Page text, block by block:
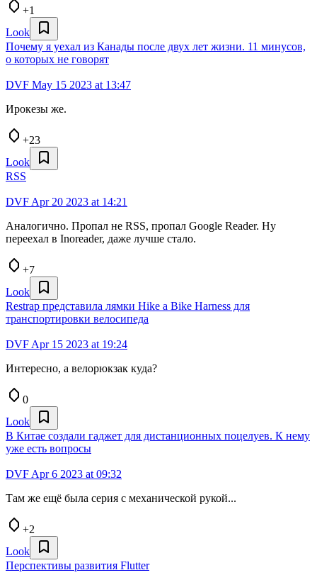
+1
Look
Почему я уехал из Канады после двух лет жизни. 11 минусов,
о которых не говорят
DVF May 15 2023 at 13:47
Ирокезы же.
+23
Look
RSS
DVF Apr 20 2023 at 14:21
Аналогично. Пропал не RSS, пропал Google Reader. Ну
переехал в Inoreader, даже лучше стало.
+7
Look
Restrap представила лямки Hike a Bike Harness для
транспортировки велосипеда
DVF Apr 15 2023 at 19:24
Интересно, а велорюкзак куда?
0
Look
В Китае создали гаджет для дистанционных поцелуев. К нему
уже есть вопросы
DVF Apr 6 2023 at 09:32
Там же ещё была серия с механической рукой...
+2
Look
Перспективы развития Flutter